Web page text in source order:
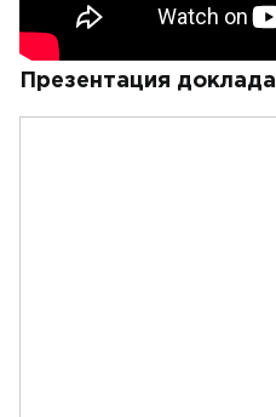
Презентация доклада